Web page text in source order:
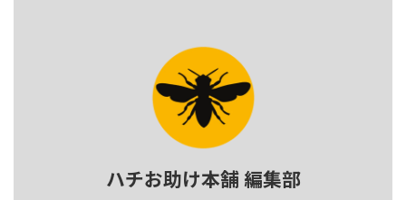
ハチお助け本舗 編集部